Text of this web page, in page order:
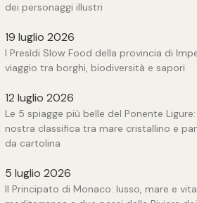
dei personaggi illustri
19 luglio 2026
I Presìdi Slow Food della provincia di
viaggio tra borghi, biodiversità e sapori
12 luglio 2026
Le 5 spiagge più belle del Ponente Ligure:
nostra classifica tra mare cristallino e
da cartolina
5 luglio 2026
Il Principato di Monaco: lusso, mare e vita